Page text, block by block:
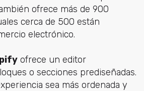
ofrece más de 900
cerca de 500 están
electrónico.
ofrece un editor
o secciones prediseñadas.
sea más ordenada y